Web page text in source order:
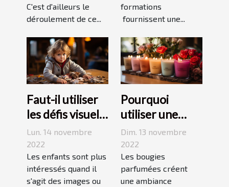
C'est d'ailleurs le
déroulement de ce...
formations
fournissent une...
Faut-il utiliser
les défis visuels
pour enseigner
aux enfants ?
Lun. 14 novembre
2022
Les enfants sont plus
intéressés quand il
s'agit des images ou
Pourquoi
utiliser une
bougie
parfumée?
Dim. 13 novembre
2022
Les bougies
parfumées créent
une ambiance